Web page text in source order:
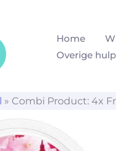
Home
Overige
» Combi Product: 4x